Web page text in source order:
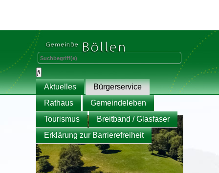
Aktuelles
Bürgerservice
Rathaus
Gemeindeleben
Tourismus
Breitband / Glasfaser
Erklärung zur Barrierefreiheit